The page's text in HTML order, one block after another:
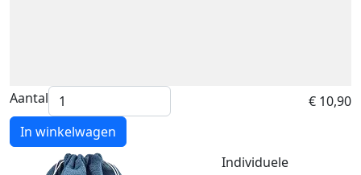
Aantal
€ 10,90
In winkelwagen
Individuele